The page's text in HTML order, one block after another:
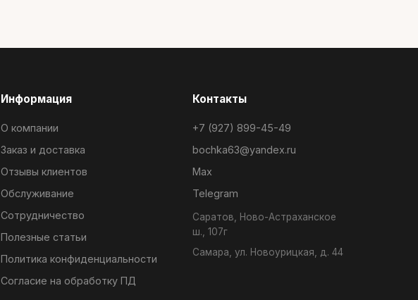
Информация
О компании
Заказ и доставка
Отзывы клиентов
Обслуживание
Сотрудничество
Полезные статьи
Политика конфиденциальности
Согласие на обработку ПД
Контакты
+7 (927) 899-45-49
bochka63@yandex.ru
Max
Telegram
Саратов, Ново-Астраханское
ш., 107г
Самара, ул. Новоурицкая, д. 44